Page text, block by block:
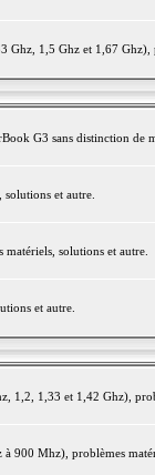
Ghz, 1,5 Ghz et 1,67 Ghz),
G3 sans distinction de
et autre.
solutions et autre.
et autre.
1,2, 1,33 et 1,42 Ghz),
900 Mhz), problèmes